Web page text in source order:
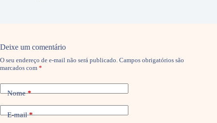
Deixe um comentário
O seu endereço de e-mail não será publicado. Campos obrigatórios são
marcados com *
Nome*
E-mail*